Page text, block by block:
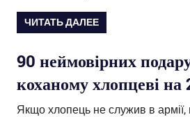
ЧИТАТЬ ДАЛЕЕ
90 неймовірних
коханому хлопцеві на
Якщо хлопець не служив в